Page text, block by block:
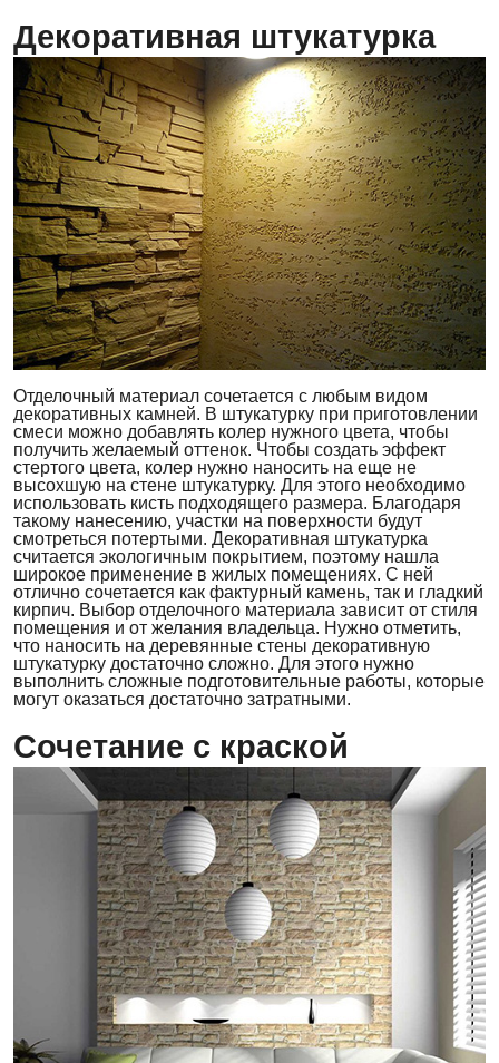
Декоративная штукатурка
Отделочный материал сочетается с любым видом
декоративных камней. В штукатурку при приготовлении
смеси можно добавлять колер нужного цвета, чтобы
получить желаемый оттенок. Чтобы создать эффект
стертого цвета, колер нужно наносить на еще не
высохшую на стене штукатурку. Для этого необходимо
использовать кисть подходящего размера. Благодаря
такому нанесению, участки на поверхности будут
смотреться потертыми. Декоративная штукатурка
считается экологичным покрытием, поэтому нашла
широкое применение в жилых помещениях. С ней
отлично сочетается как фактурный камень, так и гладкий
кирпич. Выбор отделочного материала зависит от стиля
помещения и от желания владельца. Нужно отметить,
что наносить на деревянные стены декоративную
штукатурку достаточно сложно. Для этого нужно
выполнить сложные подготовительные работы, которые
могут оказаться достаточно затратными.
Сочетание с краской